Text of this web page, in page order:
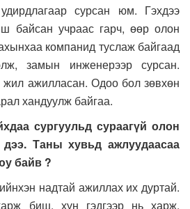
сурсан юм. Гэхдээ
байсан учраас гарч, өөр олон
компанид туслаж байгаад
замын инженерээр сурсан.
жил ажилласан. Одоо бол зөвхөн
хандуулж байгаа.
сургуульд сураагүй олон
Таны хувьд ажлуудаасаа
байв ?
надтай ажиллах их дуртай.
биш, хүн гэдгээр нь харж,